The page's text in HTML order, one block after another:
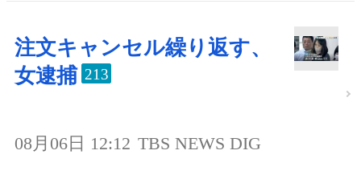
注文キャンセル繰り返す、
女逮捕 213
08月06日 12:12 TBS NEWS DIG